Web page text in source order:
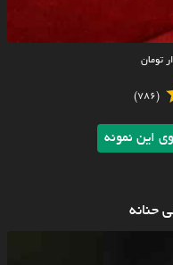
تومان
(786)
این نمونه
حنانه